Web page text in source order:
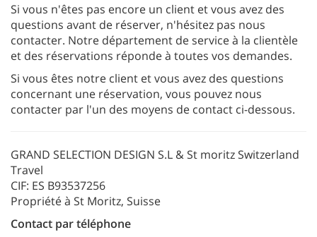
Si vous n'êtes pas encore un client et vous avez des
questions avant de réserver, n'hésitez pas nous
contacter. Notre département de service à la clientèle
et des réservations réponde à toutes vos demandes.
Si vous êtes notre client et vous avez des questions
concernant une réservation, vous pouvez nous
contacter par l'un des moyens de contact ci-dessous.
GRAND SELECTION DESIGN S.L & St moritz Switzerland
Travel
CIF: ES B93537256
Propriété à St Moritz, Suisse
Contact par téléphone